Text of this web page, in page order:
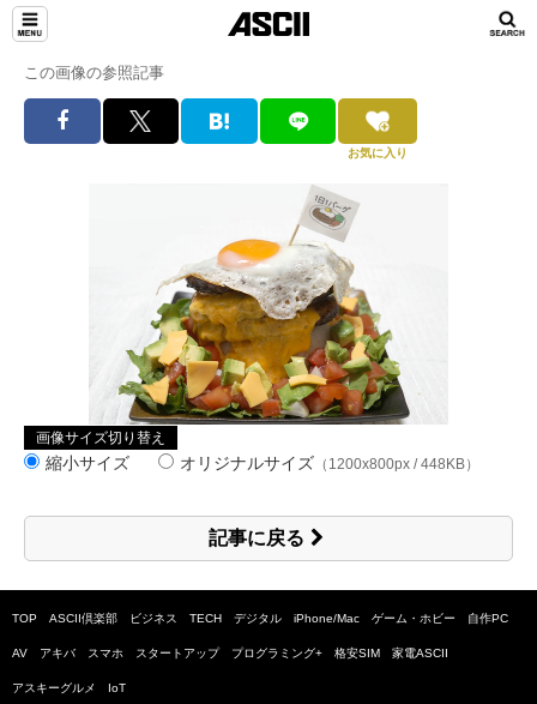
この画像の参照記事
お気に入り
画像サイズ切り替え
縮小サイズ オリジナルサイズ （1200x800px / 448KB）
記事に戻る
TOP ASCII倶楽部 ビジネス TECH デジタル iPhone/Mac ゲーム・ホビー 自作PC
AV アキバ スマホ スタートアップ プログラミング+ 格安SIM 家電ASCII
アスキーグルメ IoT